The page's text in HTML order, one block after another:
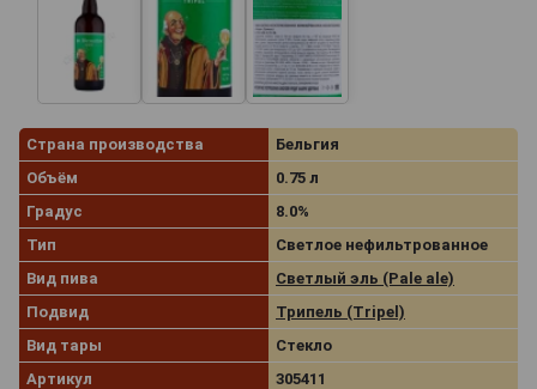
Страна производства
Бельгия
Объём
0.75 л
Градус
8.0%
Тип
Светлое нефильтрованное
Вид пива
Светлый эль (Pale ale)
Подвид
Трипель (Tripel)
Вид тары
Стекло
Артикул
305411